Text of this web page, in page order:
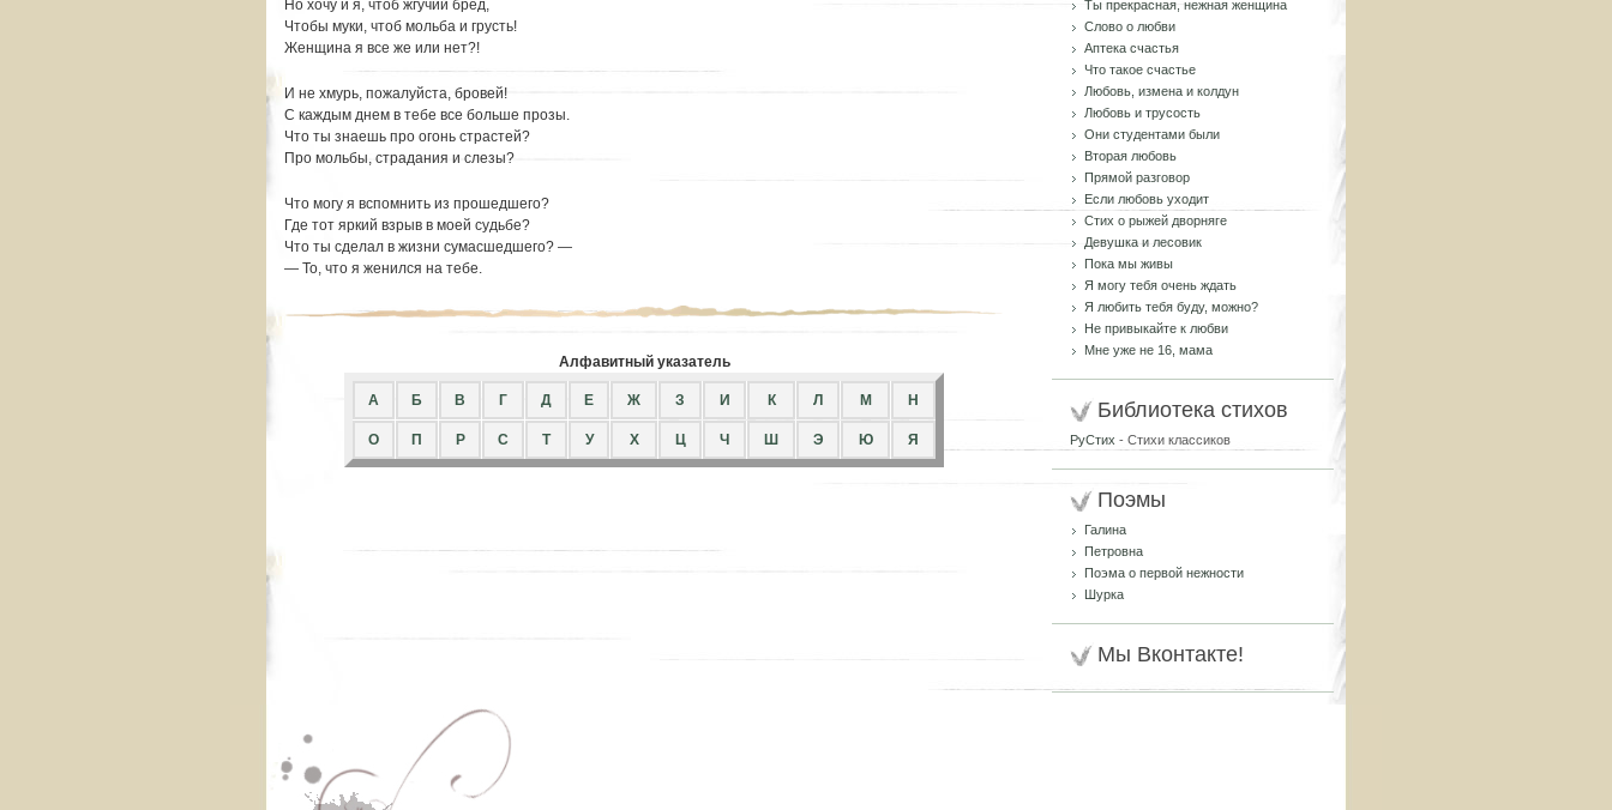
Но хочу и я, чтоб жгучий бред,
Чтобы муки, чтоб мольба и грусть!
Женщина я все же или нет?!
И не хмурь, пожалуйста, бровей!
С каждым днем в тебе все больше прозы.
Что ты знаешь про огонь страстей?
Про мольбы, страдания и слезы?
Что могу я вспомнить из прошедшего?
Где тот яркий взрыв в моей судьбе?
Что ты сделал в жизни сумасшедшего? —
— То, что я женился на тебе.
Алфавитный указатель
A Б В Г Д Е Ж З И К Л М Н
О П Р С Т У Х Ц Ч Ш Э Ю Я
Ты прекрасная, нежная женщина
Слово о любви
Аптека счастья
Что такое счастье
Любовь, измена и колдун
Любовь и трусость
Они студентами были
Вторая любовь
Прямой разговор
Если любовь уходит
Стих о рыжей дворняге
Девушка и лесовик
Пока мы живы
Я могу тебя очень ждать
Я любить тебя буду, можно?
Не привыкайте к любви
Мне уже не 16, мама
Библиотека стихов
РуСтих - Стихи классиков
Поэмы
Галина
Петровна
Поэма о первой нежности
Шурка
Мы Вконтакте!